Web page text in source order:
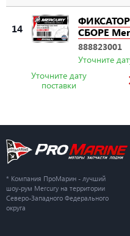
14
СБОРЕ
888823001
Уточните
Уточните дату
поставки
* Компания ПроМарин - лучший
шоу-рум Mercury на территории
Северо-Западного Федерального
округа